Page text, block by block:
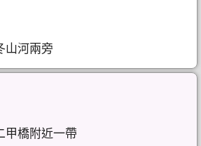
山河兩旁
甲橋附近一帶